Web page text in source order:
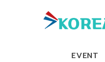
EVENT